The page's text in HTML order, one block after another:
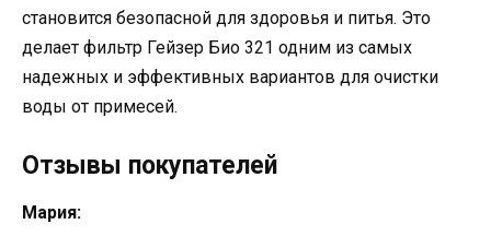
становится безопасной для здоровья и питья. Это
делает фильтр Гейзер Био 321 одним из самых
надежных и эффективных вариантов для очистки
воды от примесей.
Отзывы покупателей
Мария: